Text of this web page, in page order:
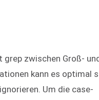
zwischen Groß-
kann es optimal
Um die case-